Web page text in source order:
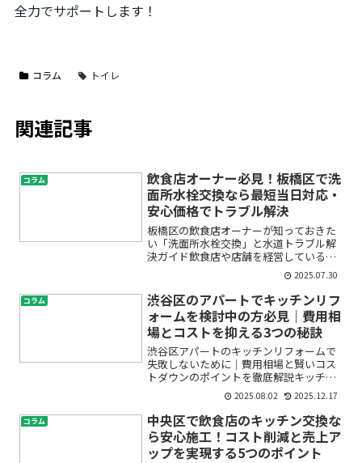
全力でサポートします！
コラム トイレ
関連記事
コラム
飲食店オーナー必見！板橋区で洗
面所水栓交換なら最短当日対応・
安心価格でトラブル解決
板橋区の飲食店オーナーが知っておきた
い「洗面所水栓交換」と水道トラブル解
決ガイド飲食店や店舗を経営している
と、日々の運営の中で「洗面所の水栓か
ら水漏れが…」「急に蛇口の調子が悪く
なった」「衛生面の改善をしたい」な
ど、水まわりの悩みやトラブル...
2025.07.30
コラム
渋谷区のアパートでキッチンリフ
ォームを検討中の方必見｜費用相
場とコストを抑える3つの秘訣
渋谷区アパートのキッチンリフォームで
失敗しないために｜費用相場と賢いコス
トダウンのポイントを徹底解説キッチン
がもっと使いやすく、おしゃれになった
ら生活がきっと楽しくなる…そう考えた
ことはありませんか？特に渋谷区にお住
まいのアパートの方は、「...
2025.08.02 2025.12.17
コラム
中央区で飲食店のキッチン交換な
ら安心施工！コスト削減と売上ア
ップを実現する5つのポイント